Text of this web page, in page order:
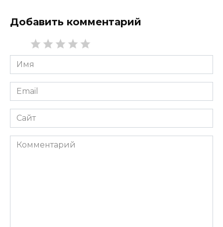
Добавить комментарий
Имя
*
Email
*
Сайт
Комментарий